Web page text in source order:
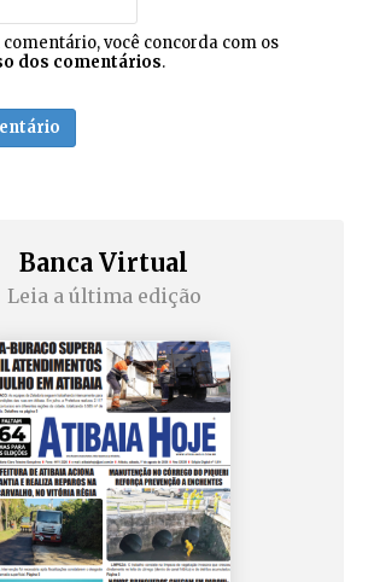
comentário, você concorda com os
dos comentários.
Banca Virtual
Leia a última edição